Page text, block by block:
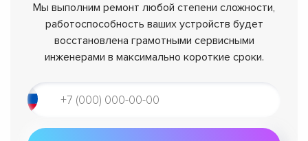
Мы выполним ремонт любой степени сложности,
работоспособность ваших устройств будет
восстановлена грамотными сервисными
инженерами в максимально короткие сроки.